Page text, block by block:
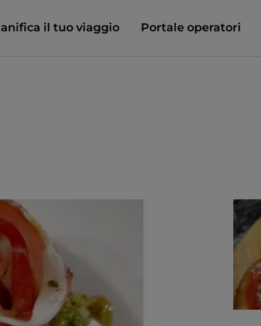
il tuo viaggio Portale operatori